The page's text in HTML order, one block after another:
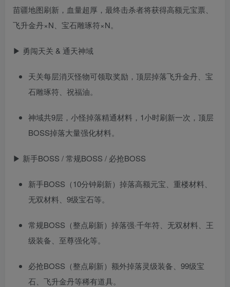
苗疆地图刷新，血量超厚，最终击杀者将获得高额元宝票、
飞升金丹×N、宝石雕琢符×N。
▶ 勇闯天关 & 通天神域
天关每层消灭怪物可领取奖励，顶层掉落飞升金丹、宝
石雕琢符、祝福油。
神域共9层，小怪掉落精通材料，1小时刷新一次，顶层
BOSS掉落大量强化材料。
▶ 新手BOSS / 常规BOSS / 必抢BOSS
新手BOSS（10分钟刷新）掉落高额元宝、重楼材料、
无双材料、9级宝石等。
常规BOSS（整点刷新）掉落强·千年符、无双材料、王
级装备、至尊强化等。
必抢BOSS（整点刷新）额外掉落灵级装备、99级宝
石、飞升金丹等稀有道具。